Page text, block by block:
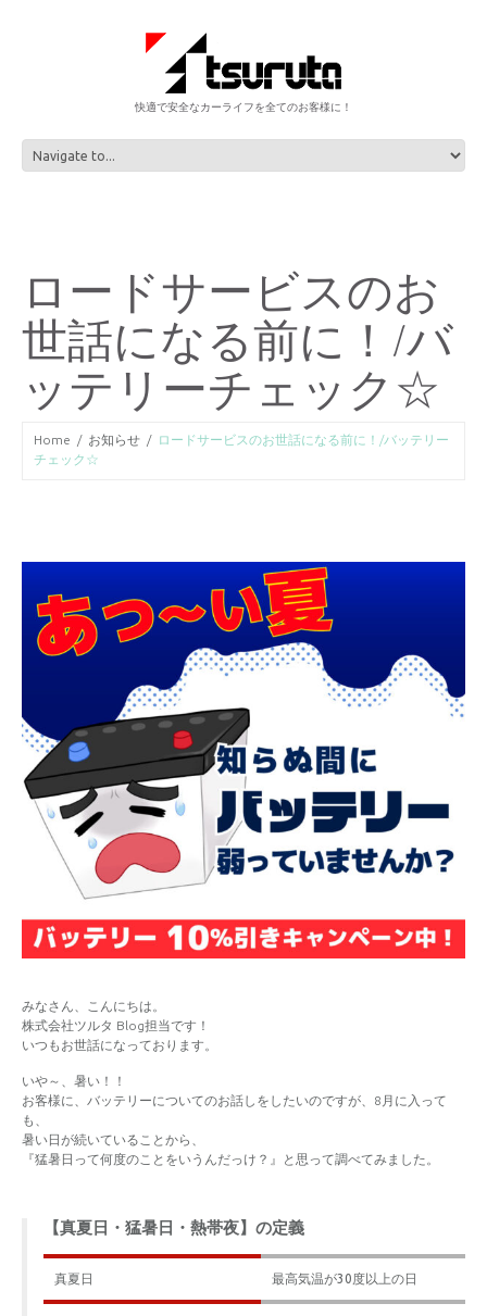
快適で安全なカーライフを全てのお客様に！
ロードサービスのお
世話になる前に！/バ
ッテリーチェック☆
Home お知らせ
ロードサービスのお世話になる前に！/バッテリー
チェック☆
みなさん、こんにちは。
株式会社ツルタ Blog担当です！
いつもお世話になっております。
いや～、暑い！！
お客様に、バッテリーについてのお話しをしたいのですが、8月に入って
も、
暑い日が続いていることから、
『猛暑日って何度のことをいうんだっけ？』と思って調べてみました。
【真夏日・猛暑日・熱帯夜】の定義
真夏日 最高気温が30度以上の日